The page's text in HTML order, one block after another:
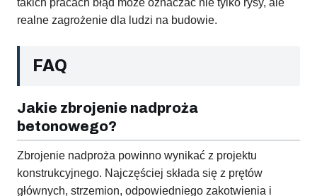
takich pracach błąd może oznaczać nie tylko rysy, ale
realne zagrożenie dla ludzi na budowie.
FAQ
Jakie zbrojenie nadproża
betonowego?
Zbrojenie nadproża powinno wynikać z projektu
konstrukcyjnego. Najczęściej składa się z prętów
głównych, strzemion, odpowiedniego zakotwienia i